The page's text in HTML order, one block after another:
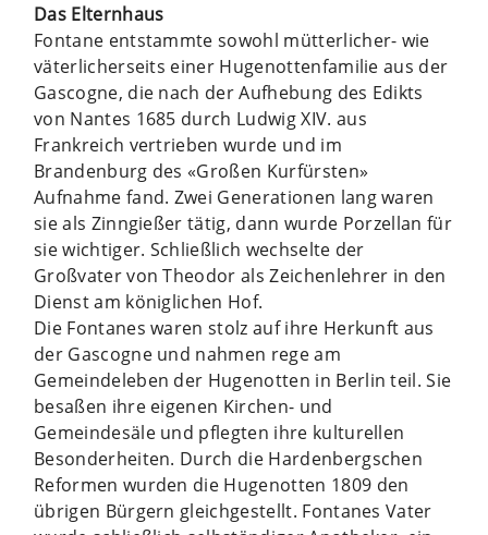
Das Elternhaus
Fontane entstammte sowohl mütterlicher- wie
väterlicherseits einer Hugenottenfamilie aus der
Gascogne, die nach der Aufhebung des Edikts
von Nantes 1685 durch Ludwig XIV. aus
Frankreich vertrieben wurde und im
Brandenburg des «Großen Kurfürsten»
Aufnahme fand. Zwei Generationen lang waren
sie als Zinngießer tätig, dann wurde Porzellan für
sie wichtiger. Schließlich wechselte der
Großvater von Theodor als Zeichenlehrer in den
Dienst am königlichen Hof.
Die Fontanes waren stolz auf ihre Herkunft aus
der Gascogne und nahmen rege am
Gemeindeleben der Hugenotten in Berlin teil. Sie
besaßen ihre eigenen Kirchen- und
Gemeindesäle und pflegten ihre kulturellen
Besonderheiten. Durch die Hardenbergschen
Reformen wurden die Hugenotten 1809 den
übrigen Bürgern gleichgestellt. Fontanes Vater